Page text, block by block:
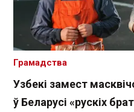
Узбекі замест
ў Беларусі «рускіх
Грамадства